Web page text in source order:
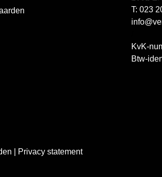
T: 023
KvK-
Btw-
Privacy statement